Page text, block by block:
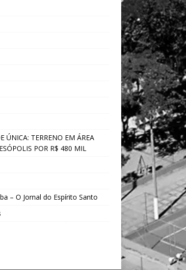
ÚNICA: TERRENO EM ÁREA
POR R$ 480 MIL
– O Jornal do Espírito Santo